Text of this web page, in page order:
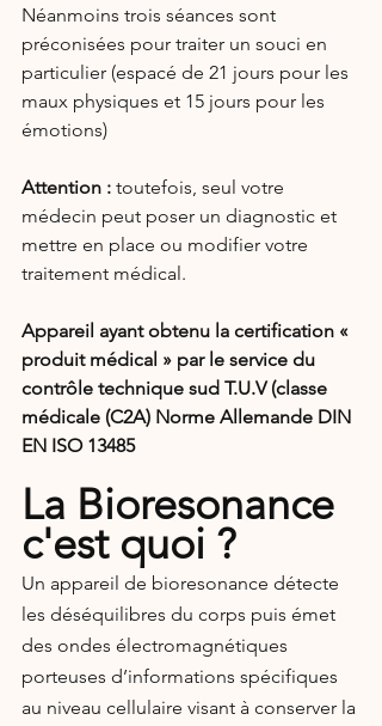
Néanmoins trois séances sont
préconisées pour traiter un souci en
particulier (espacé de 21 jours pour les
maux physiques et 15 jours pour les
émotions)
Attention : toutefois, seul votre
médecin peut poser un diagnostic et
mettre en place ou modifier votre
traitement médical.
Appareil ayant obtenu la certification «
produit médical » par le service du
contrôle technique sud T.U.V (classe
médicale (C2A) Norme Allemande DIN
EN ISO 13485
La Bioresonance
c'est quoi ?
Un appareil de bioresonance détecte
les déséquilibres du corps puis émet
des ondes électromagnétiques
porteuses d’informations spécifiques
au niveau cellulaire visant à conserver la